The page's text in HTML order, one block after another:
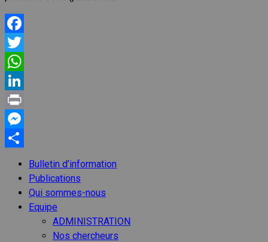
Facebook
Twitter
WhatsApp
LinkedIn
Print
Messenger
Bulletin d’information
Publications
Qui sommes-nous
Equipe
ADMINISTRATION
Nos chercheurs